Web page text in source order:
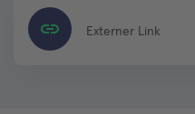
Externer Link